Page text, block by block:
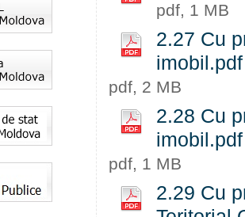
pdf, 1 MB
2.27 Cu
imobil.pdf
pdf, 2 MB
2.28 Cu
imobil.pdf
pdf, 1 MB
2.29 Cu